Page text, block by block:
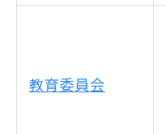
教育委員会